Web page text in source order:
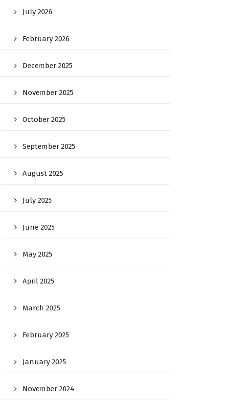
July 2026
February 2026
December 2025
November 2025
October 2025
September 2025
August 2025
July 2025
June 2025
May 2025
April 2025
March 2025
February 2025
January 2025
November 2024